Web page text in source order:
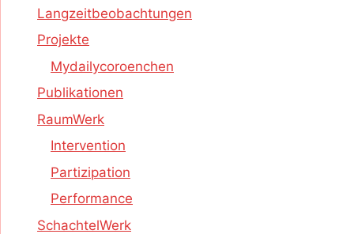
Langzeitbeobachtungen
Projekte
Mydailycoroenchen
Publikationen
RaumWerk
Intervention
Partizipation
Performance
SchachtelWerk